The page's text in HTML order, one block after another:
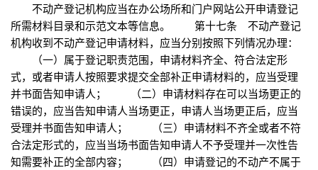
不动产登记机构应当在办公场所和门户网站公开申请登记
所需材料目录和示范文本等信息。 第十七条 不动产登记
机构收到不动产登记申请材料，应当分别按照下列情况办理：
（一）属于登记职责范围，申请材料齐全、符合法定形
式，或者申请人按照要求提交全部补正申请材料的，应当受理
并书面告知申请人； （二）申请材料存在可以当场更正的
错误的，应当告知申请人当场更正，申请人当场更正后，应当
受理并书面告知申请人； （三）申请材料不齐全或者不符
合法定形式的，应当当场书面告知申请人不予受理并一次性告
知需要补正的全部内容； （四）申请登记的不动产不属于